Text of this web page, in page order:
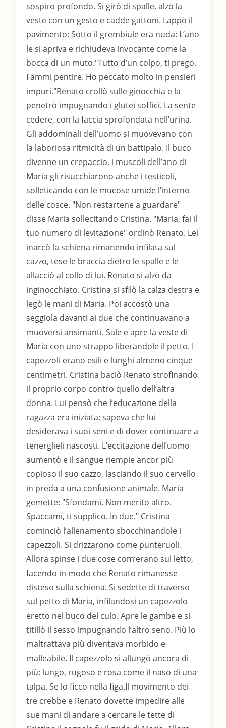
sospiro profondo. Si girò di spalle, alzò la
veste con un gesto e cadde gattoni. Lappò il
pavimento: Sotto il grembiule era nuda: L’ano
le si apriva e richiudeva invocante come la
bocca di un muto."Tutto d’un colpo, ti prego.
Fammi pentire. Ho peccato molto in pensieri
impuri."Renato crollò sulle ginocchia e la
penetrò impugnando i glutei soffici. La sente
cedere, con la faccia sprofondata nell’urina.
Gli addominali dell’uomo si muovevano con
la laboriosa ritmicità di un battipalo. Il buco
divenne un crepaccio, i muscoli dell’ano di
Maria gli risucchiarono anche i testicoli,
solleticando con le mucose umide l’interno
delle cosce. "Non restartene a guardare"
disse Maria sollecitando Cristina. "Maria, fai il
tuo numero di levitazione" ordinò Renato. Lei
inarcò la schiena rimanendo infilata sul
cazzo, tese le braccia dietro le spalle e le
allacciò al collo di lui. Renato si alzò da
inginocchiato. Cristina si sfilò la calza destra e
legò le mani di Maria. Poi accostò una
seggiola davanti ai due che continuavano a
muoversi ansimanti. Sale e apre la veste di
Maria con uno strappo liberandole il petto. I
capezzoli erano esili e lunghi almeno cinque
centimetri. Cristina baciò Renato strofinando
il proprio corpo contro quello dell’altra
donna. Lui pensò che l’educazione della
ragazza era iniziata: sapeva che lui
desiderava i suoi seni e di dover continuare a
tenerglieli nascosti. L’eccitazione dell’uomo
aumentò e il sangue riempie ancor più
copioso il suo cazzo, lasciando il suo cervello
in preda a una confusione animale. Maria
gemette: "Sfondami. Non merito altro.
Spaccami, ti supplico. In due." Cristina
cominciò l’allenamento sbocchinandole i
capezzoli. Si drizzarono come punteruoli.
Allora spinse i due cose com’erano sul letto,
facendo in modo che Renato rimanesse
disteso sulla schiena. Si sedette di traverso
sul petto di Maria, infilandosi un capezzolo
eretto nel buco del culo. Apre le gambe e si
titillò il sesso impugnando l’altro seno. Più lo
maltrattava più diventava morbido e
malleabile. Il capezzolo si allungò ancora di
più: lungo, rugoso e rosa come il naso di una
talpa. Se lo ficco nella figa.Il movimento dei
tre crebbe e Renato dovette impedire alle
sue mani di andare a cercare le tette di